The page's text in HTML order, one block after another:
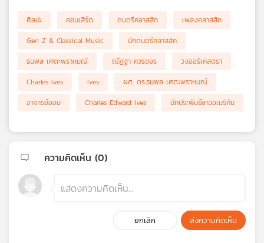
ศิลปะ คอนเสิร์ต ดนตรีคลาสสิก
เพลงคลาสสิก
Gen Z & Classical Music
นักดนตรีคลาสสิก
ธนพล เศตะพราหมณ์
ณัฏฐา ควรขจร
วงออร์เคสตรา
Charles Ives
Ives
ผศ. ดร.ธนพล เศตะพราหมณ์
อาจารย์ออม
Charles Edward Ives นักประพันธ์ชาวอเมริกัน
ความคิดเห็น (0)
ยกเลิก ส่งความคิดเห็น